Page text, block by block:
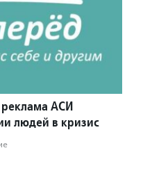
АСИ
людей в кризис